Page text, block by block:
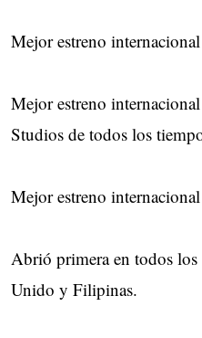
Mejor estreno
Mejor estreno
Studios de todos los
Mejor estreno
Abrió primera en todos los
Unido y Filipinas.